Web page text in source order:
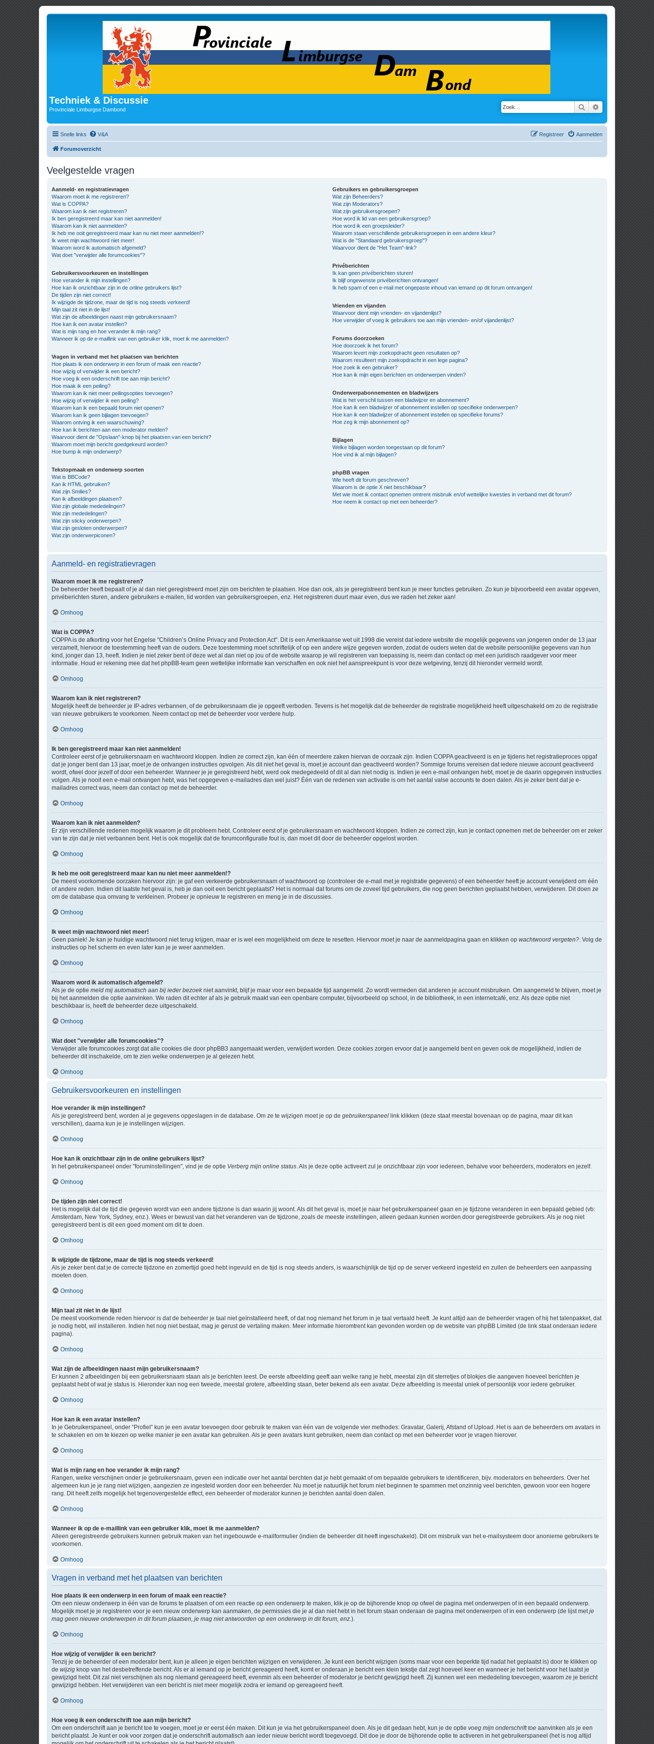
Techniek & Discussie
Provinciale Limburgse Dambond Zoek Uitgebreid zoeken
Snelle links V&A Aanmelden
Registreer
Forumoverzicht
Veelgestelde vragen
Aanmeld- en registratievragen
Waarom moet ik me registreren?
Wat is COPPA?
Waarom kan ik niet registreren?
Ik ben geregistreerd maar kan niet aanmelden!
Waarom kan ik niet aanmelden?
Ik heb me ooit geregistreerd maar kan nu niet meer aanmelden!?
Ik weet mijn wachtwoord niet meer!
Waarom word ik automatisch afgemeld?
Wat doet "verwijder alle forumcookies"?
Gebruikersvoorkeuren en instellingen
Hoe verander ik mijn instellingen?
Hoe kan ik onzichtbaar zijn in de online gebruikers lijst?
De tijden zijn niet correct!
Ik wijzigde de tijdzone, maar de tijd is nog steeds verkeerd!
Mijn taal zit niet in de lijst!
Wat zijn de afbeeldingen naast mijn gebruikersnaam?
Hoe kan ik een avatar instellen?
Wat is mijn rang en hoe verander ik mijn rang?
Wanneer ik op de e-maillink van een gebruiker klik, moet ik me aanmelden?
Vragen in verband met het plaatsen van berichten
Hoe plaats ik een onderwerp in een forum of maak een reactie?
Hoe wijzig of verwijder ik een bericht?
Hoe voeg ik een onderschrift toe aan mijn bericht?
Hoe maak ik een peiling?
Waarom kan ik niet meer peilingsopties toevoegen?
Hoe wijzig of verwijder ik een peiling?
Waarom kan ik een bepaald forum niet openen?
Waarom kan ik geen bijlagen toevoegen?
Waarom ontving ik een waarschuwing?
Hoe kan ik berichten aan een moderator melden?
Waarvoor dient de "Opslaan"-knop bij het plaatsen van een bericht?
Waarom moet mijn bericht goedgekeurd worden?
Hoe bump ik mijn onderwerp?
Tekstopmaak en onderwerp soorten
Wat is BBCode?
Kan ik HTML gebruiken?
Wat zijn Smilies?
Kan ik afbeeldingen plaatsen?
Wat zijn globale mededelingen?
Wat zijn mededelingen?
Wat zijn sticky onderwerpen?
Wat zijn gesloten onderwerpen?
Wat zijn onderwerpiconen?
Gebruikers en gebruikersgroepen
Wat zijn Beheerders?
Wat zijn Moderators?
Wat zijn gebruikersgroepen?
Hoe word ik lid van een gebruikersgroep?
Hoe word ik een groepsleider?
Waarom staan verschillende gebruikersgroepen in een andere kleur?
Wat is de "Standaard gebruikersgroep"?
Waarvoor dient de "Het Team"-link?
Privéberichten
Ik kan geen privéberichten sturen!
Ik blijf ongewenste privéberichten ontvangen!
Ik heb spam of een e-mail met ongepaste inhoud van iemand op dit forum ontvangen!
Vrienden en vijanden
Waarvoor dient mijn vrienden- en vijandenlijst?
Hoe verwijder of voeg ik gebruikers toe aan mijn vrienden- en/of vijandenlijst?
Forums doorzoeken
Hoe doorzoek ik het forum?
Waarom levert mijn zoekopdracht geen resultaten op?
Waarom resulteert mijn zoekopdracht in een lege pagina?
Hoe zoek ik een gebruiker?
Hoe kan ik mijn eigen berichten en onderwerpen vinden?
Onderwerpabonnementen en bladwijzers
Wat is het verschil tussen een bladwijzer en abonnement?
Hoe kan ik een bladwijzer of abonnement instellen op specifieke onderwerpen?
Hoe kan ik een bladwijzer of abonnement instellen op specifieke forums?
Hoe zeg ik mijn abonnement op?
Bijlagen
Welke bijlagen worden toegestaan op dit forum?
Hoe vind ik al mijn bijlagen?
phpBB vragen
Wie heeft dit forum geschreven?
Waarom is de optie X niet beschikbaar?
Met wie moet ik contact opnemen omtrent misbruik en/of wettelijke kwesties in verband met dit forum?
Hoe neem ik contact op met een beheerder?
Aanmeld- en registratievragen
Waarom moet ik me registreren?
De beheerder heeft bepaalt of je al dan niet geregistreerd moet zijn om berichten te plaatsen. Hoe dan ook, als je geregistreerd bent kun je meer functies gebruiken. Zo kun je bijvoorbeeld een avatar opgeven,
privéberichten sturen, andere gebruikers e-mailen, lid worden van gebruikersgroepen, enz. Het registreren duurt maar even, dus we raden het zeker aan!
Omhoog
Wat is COPPA?
COPPA is de afkorting voor het Engelse "Children’s Online Privacy and Protection Act". Dit is een Amerikaanse wet uit 1998 die vereist dat iedere website die mogelijk gegevens van jongeren onder de 13 jaar
verzamelt, hiervoor de toestemming heeft van de ouders. Deze toestemming moet schriftelijk of op een andere wijze gegeven worden, zodat de ouders weten dat de website persoonlijke gegevens van hun
kind, jonger dan 13, heeft. Indien je niet zeker bent of deze wet al dan niet op jou of de website waarop je wil registreren van toepassing is, neem dan contact op met een juridisch raadgever voor meer
informatie. Houd er rekening mee dat het phpBB-team geen wettelijke informatie kan verschaffen en ook niet het aanspreekpunt is voor deze wetgeving, tenzij dit hieronder vermeld wordt.
Omhoog
Waarom kan ik niet registreren?
Mogelijk heeft de beheerder je IP-adres verbannen, of de gebruikersnaam die je opgeeft verboden. Tevens is het mogelijk dat de beheerder de registratie mogelijkheid heeft uitgeschakeld om zo de registratie
van nieuwe gebruikers te voorkomen. Neem contact op met de beheerder voor verdere hulp.
Omhoog
Ik ben geregistreerd maar kan niet aanmelden!
Controleer eerst of je gebruikersnaam en wachtwoord kloppen. Indien ze correct zijn, kan één of meerdere zaken hiervan de oorzaak zijn. Indien COPPA geactiveerd is en je tijdens het registratieproces opgaf
dat je jonger bent dan 13 jaar, moet je de ontvangen instructies opvolgen. Als dit niet het geval is, moet je account dan geactiveerd worden? Sommige forums vereisen dat iedere nieuwe account geactiveerd
wordt, ofwel door jezelf of door een beheerder. Wanneer je je geregistreerd hebt, werd ook medegedeeld of dit al dan niet nodig is. Indien je een e-mail ontvangen hebt, moet je de daarin opgegeven instructies
volgen. Als je nooit een e-mail ontvangen hebt, was het opgegeven e-mailadres dan wel juist? Één van de redenen van activatie is om het aantal valse accounts te doen dalen. Als je zeker bent dat je e-
mailadres correct was, neem dan contact op met de beheerder.
Omhoog
Waarom kan ik niet aanmelden?
Er zijn verschillende redenen mogelijk waarom je dit probleem hebt. Controleer eerst of je gebruikersnaam en wachtwoord kloppen. Indien ze correct zijn, kun je contact opnemen met de beheerder om er zeker
van te zijn dat je niet verbannen bent. Het is ook mogelijk dat de forumconfiguratie fout is, dan moet dit door de beheerder opgelost worden.
Omhoog
Ik heb me ooit geregistreerd maar kan nu niet meer aanmelden!?
De meest voorkomende oorzaken hiervoor zijn: je gaf een verkeerde gebruikersnaam of wachtwoord op (controleer de e-mail met je registratie gegevens) of een beheerder heeft je account verwijderd om één
of andere reden. Indien dit laatste het geval is, heb je dan ooit een bericht geplaatst? Het is normaal dat forums om de zoveel tijd gebruikers, die nog geen berichten geplaatst hebben, verwijderen. Dit doen ze
om de database qua omvang te verkleinen. Probeer je opnieuw te registreren en meng je in de discussies.
Omhoog
Ik weet mijn wachtwoord niet meer!
Geen paniek! Je kan je huidige wachtwoord niet terug krijgen, maar er is wel een mogelijkheid om deze te resetten. Hiervoor moet je naar de aanmeldpagina gaan en klikken op wachtwoord vergeten? . Volg de
instructies op het scherm en even later kan je je weer aanmelden.
Omhoog
Waarom word ik automatisch afgemeld?
Als je de optie meld mij automatisch aan bij ieder bezoekniet aanvinkt, blijf je maar voor een bepaalde tijd aangemeld. Zo wordt vermeden dat anderen je account misbruiken. Om aangemeld te blijven, moet je
bij het aanmelden die optie aanvinken. We raden dit echter af als je gebruik maakt van een openbare computer, bijvoorbeeld op school, in de bibliotheek, in een internetcafé, enz. Als deze optie niet
beschikbaar is, heeft de beheerder deze uitgeschakeld.
Omhoog
Wat doet "verwijder alle forumcookies"?
Verwijder alle forumcookies zorgt dat alle cookies die door phpBB3 aangemaakt werden, verwijdert worden. Deze cookies zorgen ervoor dat je aangemeld bent en geven ook de mogelijkheid, indien de
beheerder dit inschakelde, om te zien welke onderwerpen je al gelezen hebt.
Omhoog
Gebruikersvoorkeuren en instellingen
Hoe verander ik mijn instellingen?
Als je geregistreerd bent, worden al je gegevens opgeslagen in de database. Om ze te wijzigen moet je op de gebruikerspaneel link klikken (deze staat meestal bovenaan op de pagina, maar dit kan
verschillen), daarna kun je je instellingen wijzigen.
Omhoog
Hoe kan ik onzichtbaar zijn in de online gebruikers lijst?
In het gebruikerspaneel onder "foruminstellingen", vind je de optie Verberg mijn online status . Als je deze optie activeert zul je onzichtbaar zijn voor iedereen, behalve voor beheerders, moderators en jezelf.
Omhoog
De tijden zijn niet correct!
Het is mogelijk dat de tijd die gegeven wordt van een andere tijdzone is dan waarin jij woont. Als dit het geval is, moet je naar het gebruikerspaneel gaan en je tijdzone veranderen in een bepaald gebied (vb:
Amsterdam, New York, Sydney, enz.). Wees er bewust van dat het veranderen van de tijdzone, zoals de meeste instellingen, alleen gedaan kunnen worden door geregistreerde gebruikers. Als je nog niet
geregistreerd bent is dit een goed moment om dit te doen.
Omhoog
Ik wijzigde de tijdzone, maar de tijd is nog steeds verkeerd!
Als je zeker bent dat je de correcte tijdzone en zomertijd goed hebt ingevuld en de tijd is nog steeds anders, is waarschijnlijk de tijd op de server verkeerd ingesteld en zullen de beheerders een aanpassing
moeten doen.
Omhoog
Mijn taal zit niet in de lijst!
De meest voorkomende reden hiervoor is dat de beheerder je taal niet geïnstalleerd heeft, of dat nog niemand het forum in je taal vertaald heeft. Je kunt altijd aan de beheerder vragen of hij het talenpakket, dat
je nodig hebt, wil installeren. Indien het nog niet bestaat, mag je gerust de vertaling maken. Meer informatie hieromtrent kan gevonden worden op de website van phpBB Limited (de link staat onderaan iedere
pagina).
Omhoog
Wat zijn de afbeeldingen naast mijn gebruikersnaam?
Er kunnen 2 afbeeldingen bij een gebruikersnaam staan als je berichten leest. De eerste afbeelding geeft aan welke rang je hebt, meestal zijn dit sterretjes of blokjes die aangeven hoeveel berichten je
geplaatst hebt of wat je status is. Hieronder kan nog een tweede, meestal grotere, afbeelding staan, beter bekend als een avatar. Deze afbeelding is meestal uniek of persoonlijk voor iedere gebruiker.
Omhoog
Hoe kan ik een avatar instellen?
In je Gebruikerspaneel, onder “Profiel” kun je een avatar toevoegen door gebruik te maken van één van de volgende vier methodes: Gravatar, Galerij, Afstand of Upload. Het is aan de beheerders om avatars in
te schakelen en om te kiezen op welke manier je een avatar kan gebruiken. Als je geen avatars kunt gebruiken, neem dan contact op met een beheerder voor je vragen hierover.
Omhoog
Wat is mijn rang en hoe verander ik mijn rang?
Rangen, welke verschijnen onder je gebruikersnaam, geven een indicatie over het aantal berchten dat je hebt gemaakt of om bepaalde gebruikers te identificeren, bijv. moderators en beheerders. Over het
algemeen kun je je rang niet wijzigen, aangezien ze ingesteld worden door een beheerder. Nu moet je natuurlijk het forum niet beginnen te spammen met onzinnig veel berichten, gewoon voor een hogere
rang. Dit heeft zelfs mogelijk het tegenovergestelde effect, een beheerder of moderator kunnen je berichten aantal doen dalen.
Omhoog
Wanneer ik op de e-maillink van een gebruiker klik, moet ik me aanmelden?
Alleen geregistreerde gebruikers kunnen gebruik maken van het ingebouwde e-mailformulier (indien de beheerder dit heeft ingeschakeld). Dit om misbruik van het e-mailsysteem door anonieme gebruikers te
voorkomen.
Omhoog
Vragen in verband met het plaatsen van berichten
Hoe plaats ik een onderwerp in een forum of maak een reactie?
Om een nieuw onderwerp in één van de forums te plaatsen of om een reactie op een onderwerp te maken, klik je op de bijhorende knop op ofwel de pagina met onderwerpen of in een bepaald onderwerp.
Mogelijk moet je je registreren voor je een nieuw onderwerp kan aanmaken, de permissies die je al dan niet hebt in het forum staan onderaan de pagina met onderwerpen of in een onderwerp (de lijst met je
mag geen nieuwe onderwerpen in dit forum plaatsen, je mag niet antwoorden op een onderwerp in dit forum, enz. ).
Omhoog
Hoe wijzig of verwijder ik een bericht?
Tenzij je de beheerder of een moderator bent, kun je alleen je eigen berichten wijzigen en verwijderen. Je kunt een bericht wijzigen (soms maar voor een beperkte tijd nadat het geplaatst is) door te klikken op
de wijzig knop van het desbetreffende bericht. Als er al iemand op je bericht gereageerd heeft, komt er onderaan je bericht een klein tekstje dat zegt hoeveel keer en wanneer je het bericht voor het laatst je
gewijzigd hebt. Dit zal niet verschijnen als nog niemand gereageerd heeft, evenmin als een beheerder of moderator je bericht gewijzigd heeft. Zij kunnen wel een mededeling toevoegen, waarom ze je bericht
gewijzigd hebben. Het verwijderen van een bericht is niet meer mogelijk zodra er iemand op gereageerd heeft.
Omhoog
Hoe voeg ik een onderschrift toe aan mijn bericht?
Om een onderschrift aan je bericht toe te voegen, moet je er eerst één maken. Dit kun je via het gebruikerspaneel doen. Als je dit gedaan hebt, kun je de optie voeg mijn onderschrift toe aanvinken als je een
bericht plaatst. Je kunt er ook voor zorgen dat je onderschrift automatisch aan ieder nieuw bericht wordt toegevoegd. Dit doe je door de bijhorende optie te activeren in het gebruikerspaneel (het is nog altijd